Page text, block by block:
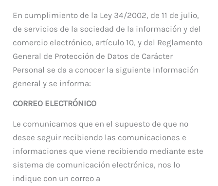
En cumplimiento de la Ley 34/2002, de 11 de julio,
de servicios de la sociedad de la información y del
comercio electrónico, artículo 10, y del Reglamento
General de Protección de Datos de Carácter
Personal se da a conocer la siguiente Información
general y se informa:
CORREO ELECTRÓNICO
Le comunicamos que en el supuesto de que no
desee seguir recibiendo las comunicaciones e
informaciones que viene recibiendo mediante este
sistema de comunicación electrónica, nos lo
indique con un correo a